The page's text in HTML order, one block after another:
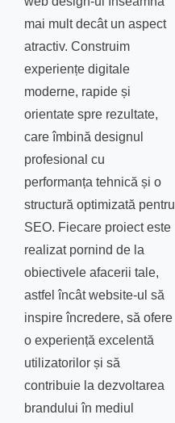
mai mult decât un aspect
atractiv. Construim
experiențe digitale
moderne, rapide și
orientate spre rezultate,
care îmbină designul
profesional cu
performanța tehnică și o
structură optimizată pentru
SEO. Fiecare proiect este
realizat pornind de la
obiectivele afacerii tale,
astfel încât website-ul să
inspire încredere, să ofere
o experiență excelentă
utilizatorilor și să
contribuie la dezvoltarea
brandului în mediul